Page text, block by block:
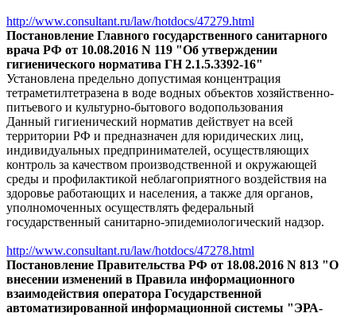
http://www.consultant.ru/law/hotdocs/47279.html
Постановление Главного государственного санитарного
врача РФ от 10.08.2016 N 119 "Об утверждении
гигиенического норматива ГН 2.1.5.3392-16"
Установлена предельно допустимая концентрация
тетраметилтетразена в воде водных объектов хозяйственно-
питьевого и культурно-бытового водопользования
Данный гигиенический норматив действует на всей
территории РФ и предназначен для юридических лиц,
индивидуальных предпринимателей, осуществляющих
контроль за качеством производственной и окружающей
среды и профилактикой неблагоприятного воздействия на
здоровье работающих и населения, а также для органов,
уполномоченных осуществлять федеральный
государственный санитарно-эпидемиологический надзор.
http://www.consultant.ru/law/hotdocs/47278.html
Постановление Правительства РФ от 18.08.2016 N 813 "О
внесении изменений в Правила информационного
взаимодействия оператора Государственной
автоматизированной информационной системы "ЭРА-